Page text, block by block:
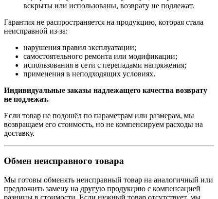
вскрыты или использованы, возврату не подлежат.
Гарантия не распространяется на продукцию, которая стала
неисправной из-за:
нарушения правил эксплуатации;
самостоятельного ремонта или модификации;
использования в сети с перепадами напряжения;
применения в неподходящих условиях.
Индивидуальные заказы надлежащего качества возврату
не подлежат.
Если товар не подошёл по параметрам или размерам, мы
возвращаем его стоимость, но не компенсируем расходы на
доставку.
Обмен неисправного товара
Мы готовы обменять неисправный товар на аналогичный или
предложить замену на другую продукцию с компенсацией
разницы в стоимости. Если нужный товар отсутствует, мы